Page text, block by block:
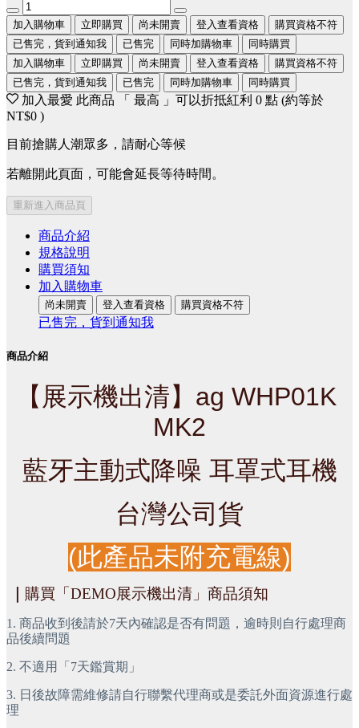
加入購物車 立即購買 尚未開賣 登入查看資格
購買資格不符
已售完，貨到通知我
已售完 同時加購物車
同時購買
加入購物車
立即購買 尚未開賣 登入查看資格
購買資格不符
已售完，貨到通知我
已售完 同時加購物車 同時購買
加入最愛 此商品 「 最高 」可以折抵紅利 0 點 (約等於
NT$0 )
目前搶購人潮眾多，請耐心等候
若離開此頁面，可能會延長等待時間。
重新進入商品頁
商品介紹
規格說明
購買須知
加入購物車
尚未開賣 登入查看資格 購買資格不符
已售完，貨到通知我
商品介紹
【展示機出清】 ag WHP01K
MK2
藍牙主動式降噪 耳罩式耳機
台灣公司貨
(此產品未附充電線)
購買「DEMO展示機出清」商品須知
1. 商品收到後請於7天內確認是否有問題，逾時則自行處理商
品後續問題
2. 不適用「7天鑑賞期」
3. 日後故障需維修請自行聯繫代理商或是委託外面資源進行處
理